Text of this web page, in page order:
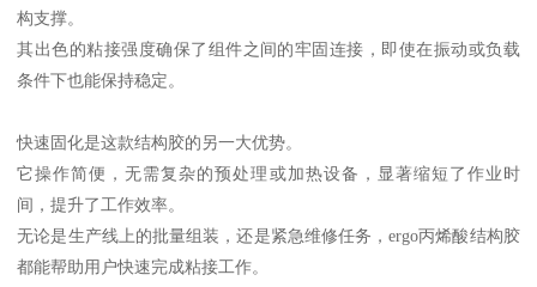
构支撑。
其出色的粘接强度确保了组件之间的牢固连接，即使在振动或负载
条件下也能保持稳定。
快速固化是这款结构胶的另一大优势。
它操作简便，无需复杂的预处理或加热设备，显著缩短了作业时
间，提升了工作效率。
无论是生产线上的批量组装，还是紧急维修任务，ergo丙烯酸结构胶
都能帮助用户快速完成粘接工作。